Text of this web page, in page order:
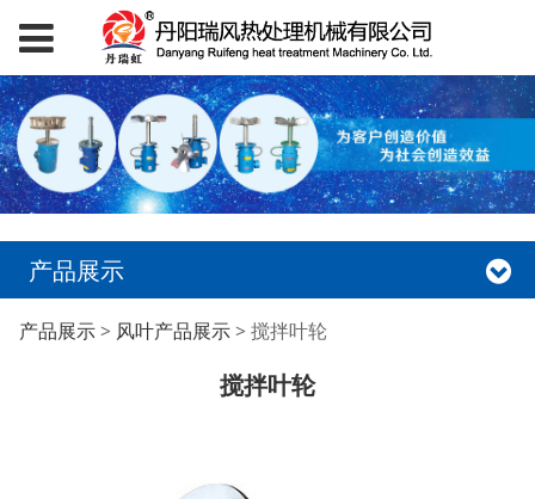
产品展示
搅拌叶轮
产品展示> 风叶产品展示> 搅拌叶轮
搅拌叶轮